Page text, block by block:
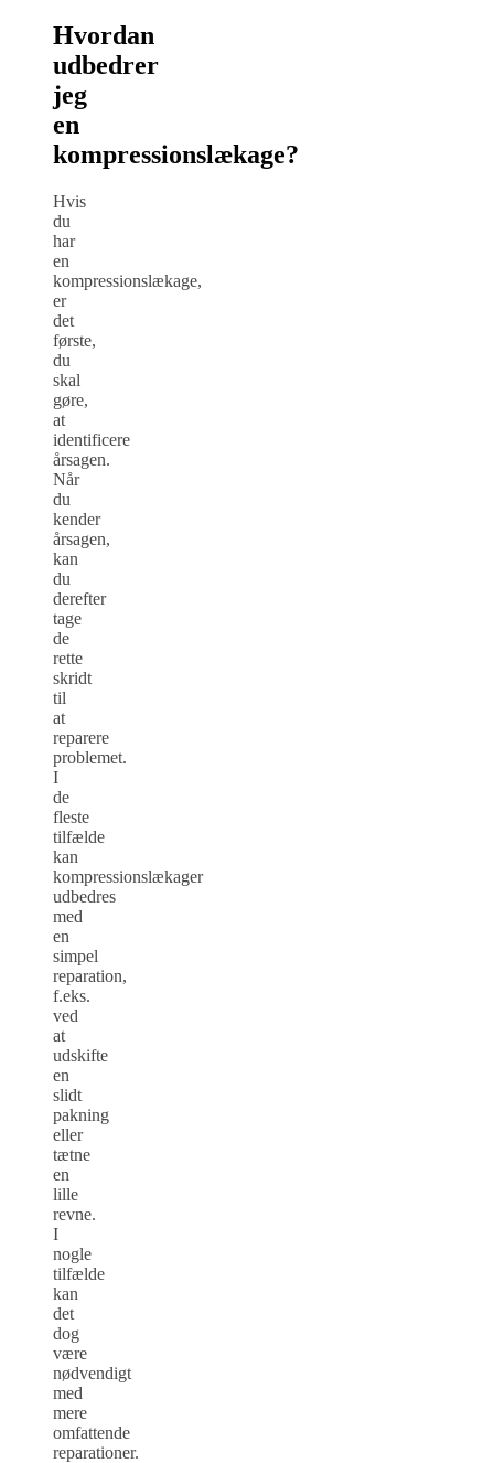
Hvordan
udbedrer
jeg
en
kompressionslækage?
Hvis
du
har
en
kompressionslækage,
er
det
første,
du
skal
gøre,
at
identificere
årsagen.
Når
du
kender
årsagen,
kan
du
derefter
tage
de
rette
skridt
til
at
reparere
problemet.
I
de
fleste
tilfælde
kan
kompressionslækager
udbedres
med
en
simpel
reparation,
f.eks.
ved
at
udskifte
en
slidt
pakning
eller
tætne
en
lille
revne.
I
nogle
tilfælde
kan
det
dog
være
nødvendigt
med
mere
omfattende
reparationer.